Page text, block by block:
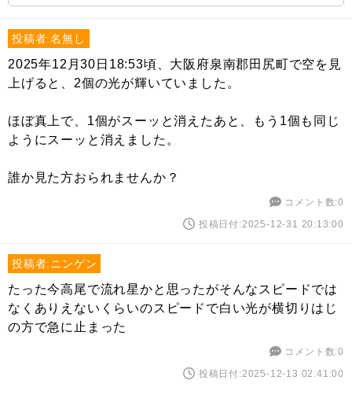
投稿者:名無し
2025年12月30日18:53頃、大阪府泉南郡田尻町で空を見
上げると、2個の光が輝いていました。
ほぼ真上で、1個がスーッと消えたあと、もう1個も同じ
ようにスーッと消えました。
誰か見た方おられませんか？
コメント数:0
投稿日付:2025-12-31 20:13:00
投稿者:ニンゲン
たった今高尾で流れ星かと思ったがそんなスピードでは
なくありえないくらいのスピードで白い光が横切りはじ
の方で急に止まった
コメント数:0
投稿日付:2025-12-13 02:41:00